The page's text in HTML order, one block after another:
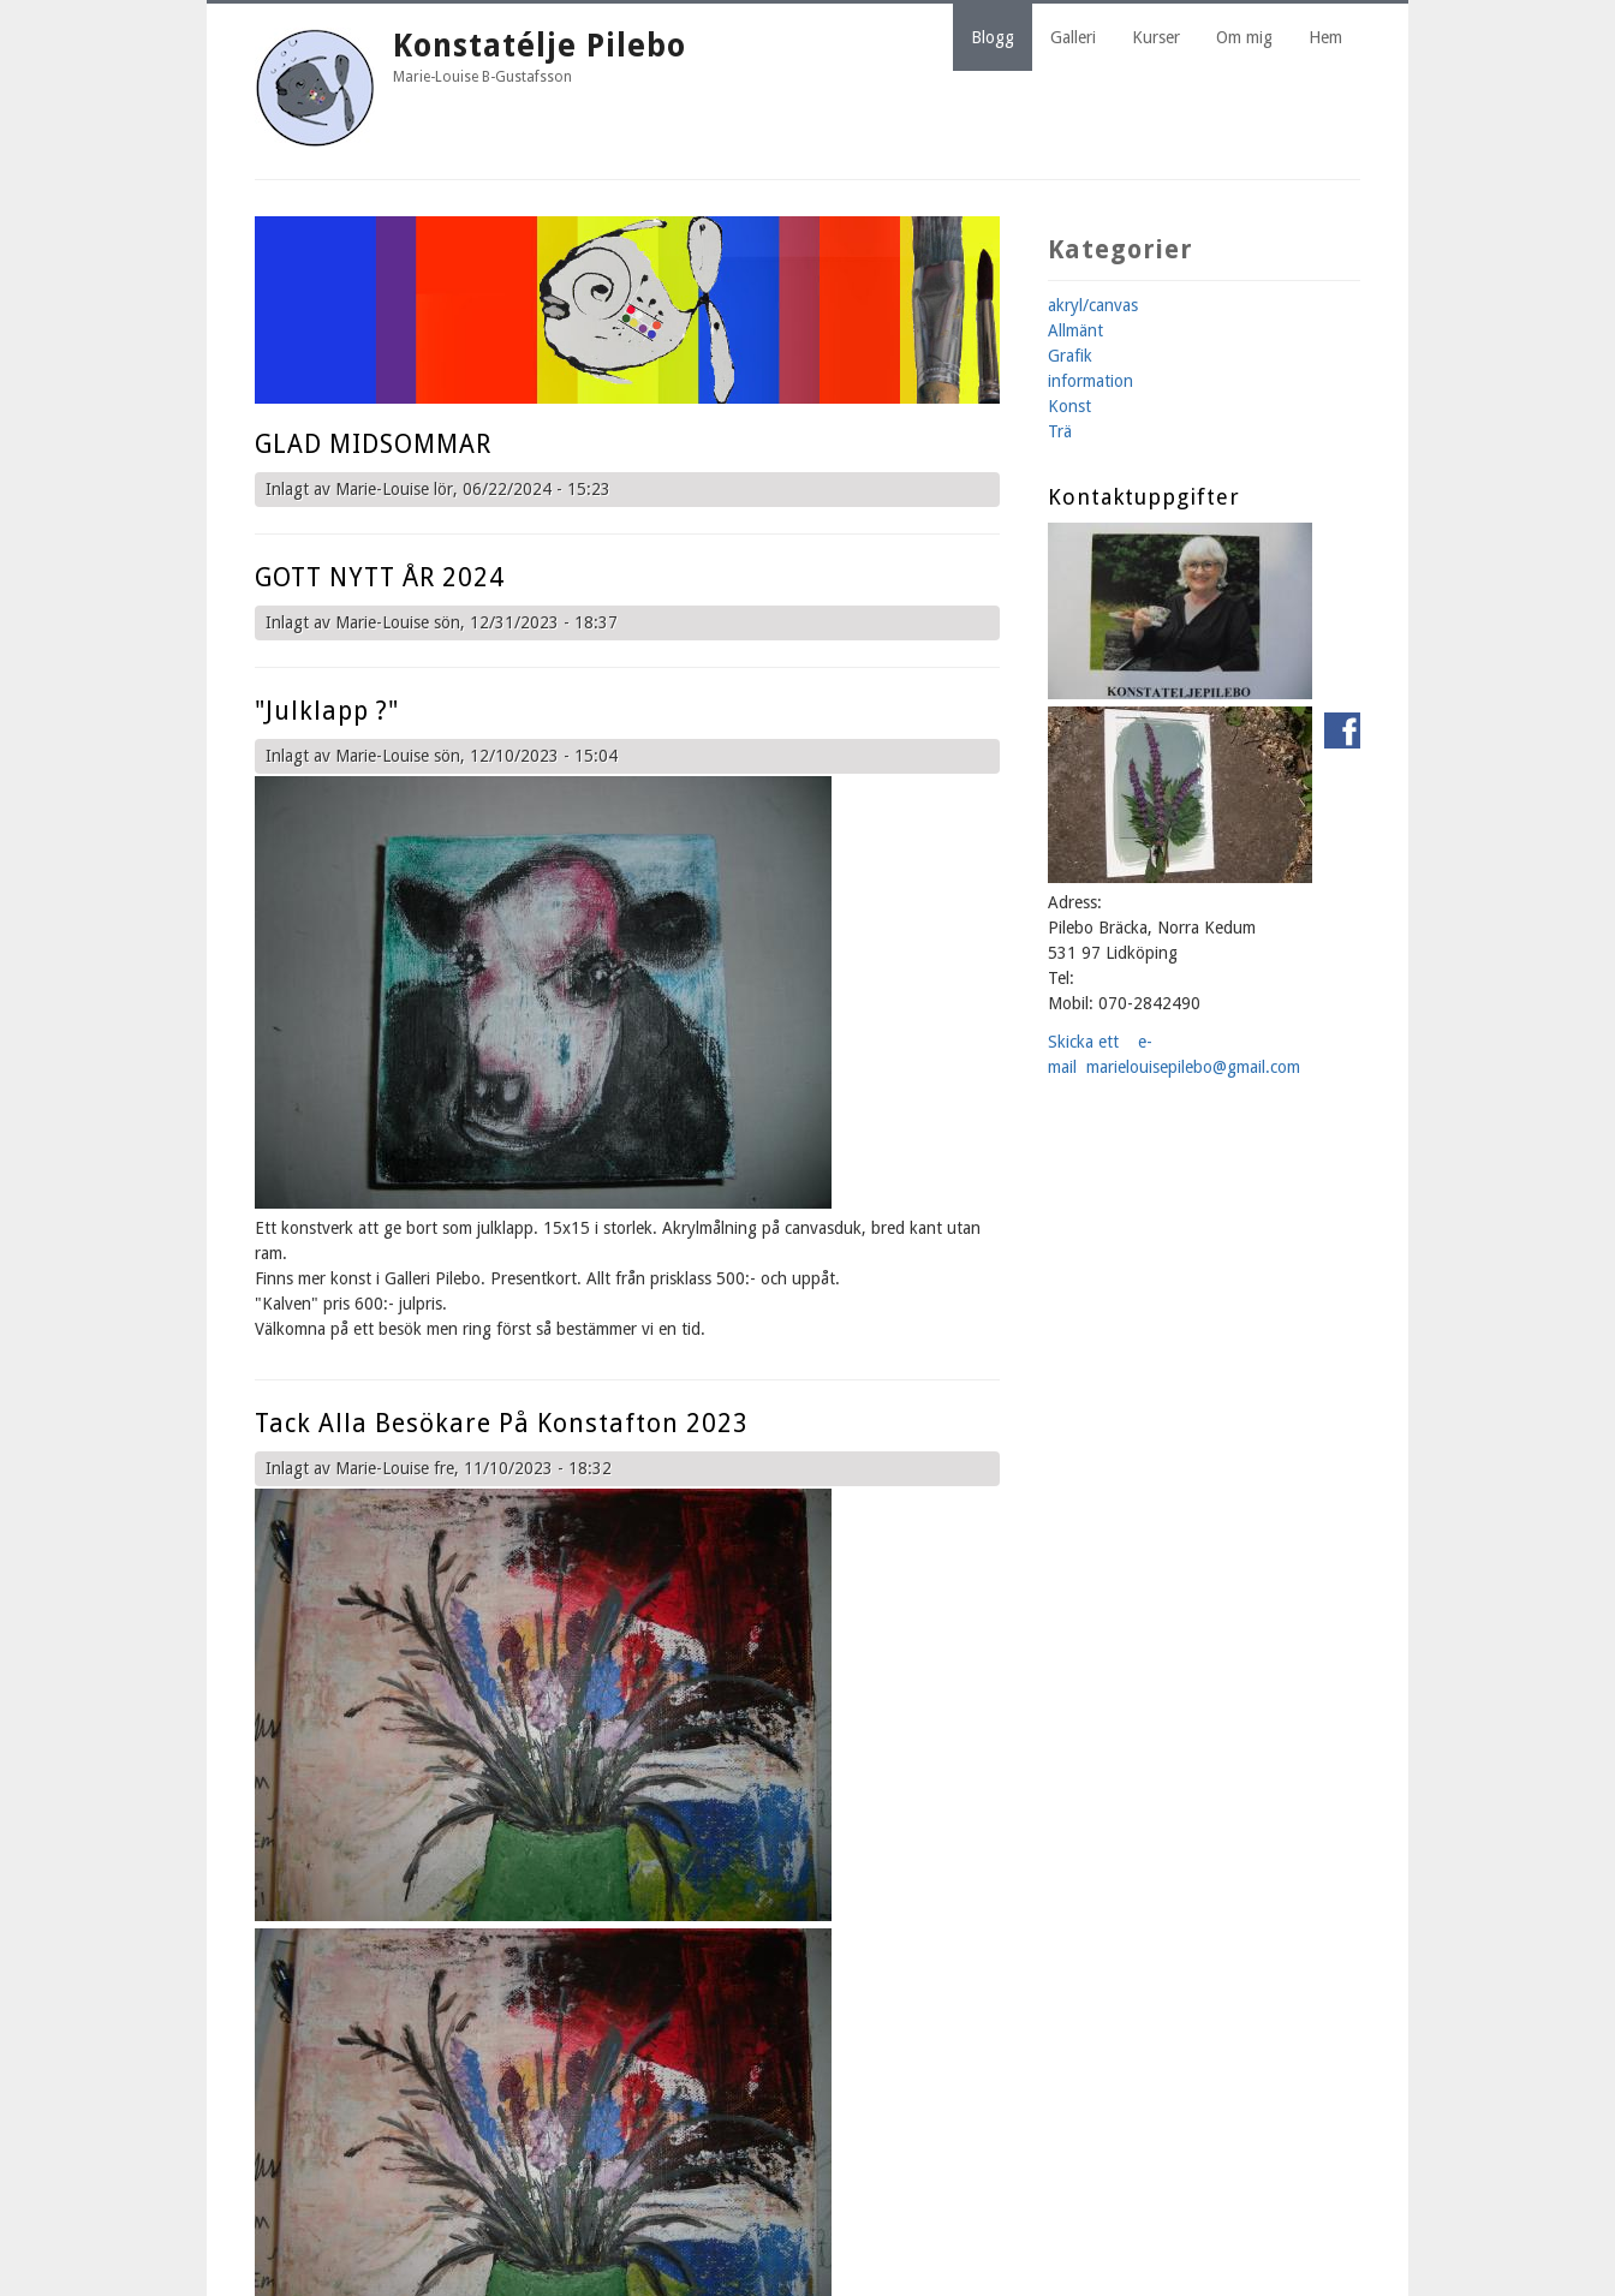
Konstatélje Pilebo
Marie-Louise B-Gustafsson
Blogg Galleri Kurser Om mig Hem
GLAD MIDSOMMAR
Inlagt av Marie-Louiselör, 06/22/2024 - 15:23
GOTT NYTT ÅR 2024
Inlagt av Marie-Louisesön, 12/31/2023 - 18:37
"Julklapp ?"
Inlagt av Marie-Louisesön, 12/10/2023 - 15:04
Ett konstverk att ge bort som julklapp. 15x15 i storlek. Akrylmålning på canvasduk, bred kant utan
ram.
Finns mer konst i Galleri Pilebo. Presentkort. Allt från prisklass 500:- och uppåt.
"Kalven" pris 600:- julpris.
Välkomna på ett besök men ring först så bestämmer vi en tid.
Tack Alla Besökare På Konstafton 2023
Inlagt av Marie-Louisefre, 11/10/2023 - 18:32
Kategorier
akryl/canvas
Allmänt
Grafik
information
Konst
Trä
Kontaktuppgifter
Adress:
Pilebo Bräcka, Norra Kedum
531 97 Lidköping
Tel:
Mobil: 070-2842490
Skicka ett e-
mail
marielouisepilebo@gmail.com